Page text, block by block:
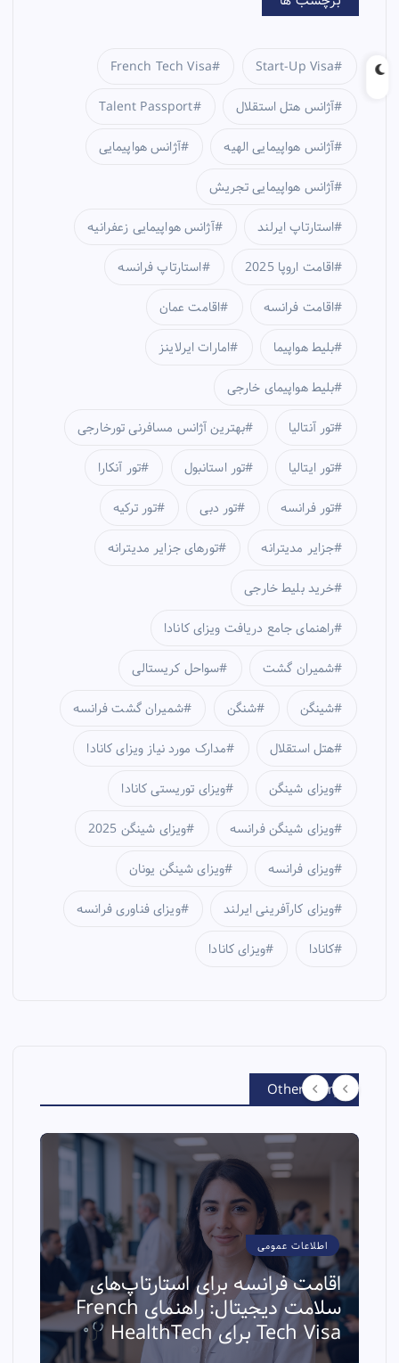
French Tech Visa Start-Up Visa
Talent Passport آژانس هتل استقلال
آژانس هواپیمایی آژانس هواپیمایی الهیه
آژانس هواپیمایی تجریش
آژانس هواپیمایی زعفرانیه استارتاپ ایرلند
استارتاپ فرانسه اقامت اروپا 2025
اقامت عمان اقامت فرانسه
امارات ایرلاینز بلیط هواپیما
بلیط هواپیمای خارجی
بهترین آژانس مسافرنی تورخارجی تور آنتالیا
تور آنکارا تور استانبول تور ایتالیا
تور ترکیه تور دبی تور فرانسه
تورهای جزایر مدیترانه جزایر مدیترانه
خرید بلیط خارجی
راهنمای جامع دریافت ویزای کانادا
سواحل کریستالی شمیران گشت
شمیران گشت فرانسه شنگن شینگن
مدارک مورد نیاز ویزای کانادا هتل استقلال
ویزای توریستی کانادا ویزای شینگن
ویزای شینگن 2025 ویزای شینگن فرانسه
ویزای شینگن یونان ویزای فرانسه
ویزای فناوری فرانسه ویزای کارآفرینی ایرلند
ویزای کانادا کانادا
Other Story
اطلاعات عمومی
اقامت فرانسه برای استارتاپ‌های
سلامت دیجیتال: راهنمای French
Tech Visa برای HealthTech